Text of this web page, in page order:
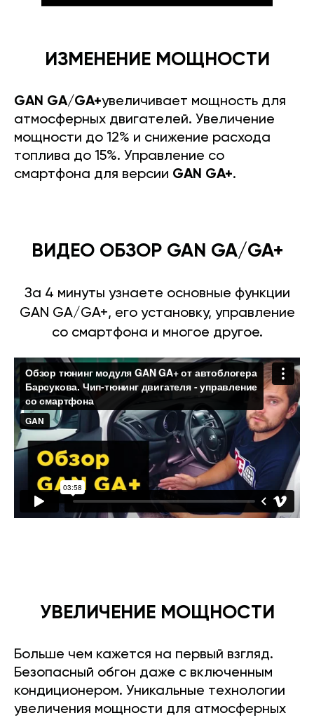
ИЗМЕНЕНИЕ МОЩНОСТИ
GAN GA/GA+увеличивает мощность для
атмосферных двигателей. Увеличение
мощности до 12% и снижение расхода
топлива до 15%. Управление со
смартфона для версии GAN GA+.
ВИДЕО ОБЗОР GAN GA/GA+
За 4 минуты узнаете основные функции
GAN GA/GA+, его установку, управление
со смартфона и многое другое.
УВЕЛИЧЕНИЕ МОЩНОСТИ
Больше чем кажется на первый взгляд.
Безопасный обгон даже с включенным
кондиционером. Уникальные технологии
увеличения мощности для атмосферных